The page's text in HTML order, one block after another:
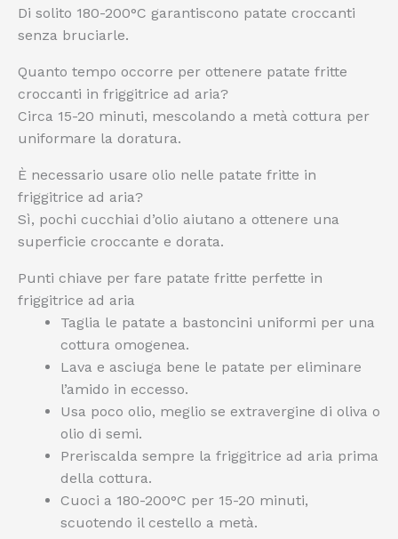
Di solito 180-200°C garantiscono patate croccanti
senza bruciarle.
Quanto tempo occorre per ottenere patate fritte
croccanti in friggitrice ad aria?
Circa 15-20 minuti, mescolando a metà cottura per
uniformare la doratura.
È necessario usare olio nelle patate fritte in
friggitrice ad aria?
Sì, pochi cucchiai d’olio aiutano a ottenere una
superficie croccante e dorata.
Punti chiave per fare patate fritte perfette in
friggitrice ad aria
Taglia le patate a bastoncini uniformi per una
cottura omogenea.
Lava e asciuga bene le patate per eliminare
l’amido in eccesso.
Usa poco olio, meglio se extravergine di oliva o
olio di semi.
Preriscalda sempre la friggitrice ad aria prima
della cottura.
Cuoci a 180-200°C per 15-20 minuti,
scuotendo il cestello a metà.